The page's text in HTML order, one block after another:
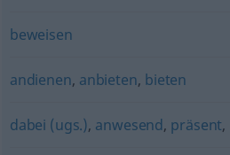
beweisen
andienen, anbieten, bieten
dabei (ugs.), anwesend, präsent,